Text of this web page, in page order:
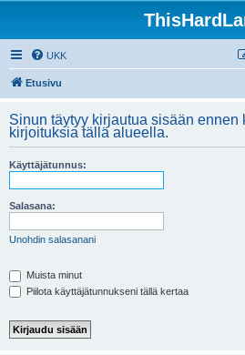
UKK
Etusivu
Sinun täytyy kirjautua sisään ennen
kirjoituksia tällä alueella.
Käyttäjätunnus:
Salasana:
Unohdin salasanani
Muista minut
Piilota käyttäjätunnukseni tällä kertaa